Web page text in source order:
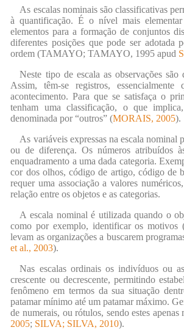
As escalas nominais são classificativas
à quantificação. É o nível mais elementar
elementos para a formação de conjuntos
diferentes posições que pode ser
ordem (TAMAYO; TAMAYO, 1995 apud
Neste tipo de escala as observações
Assim, têm-se registros,
acontecimento. Para que se satisfaça o
tenham uma classificação, o que
denominada por “outros” (MORAIS, 2005).
As variáveis expressas na escala nominal
ou de diferença. Os números atribuídos
enquadramento a uma dada categoria.
cor dos olhos, código de artigo, código de
requer uma associação a valores
relação entre os objetos e as categorias.
A escala nominal é utilizada quando o
como por exemplo, identificar os motivos
levam as organizações a buscarem
et al., 2003).
Nas escalas ordinais os indivíduos ou
crescente ou decrescente, permitindo
fenômeno em termos da sua situação
patamar mínimo até um patamar máximo.
de numerais, ou rótulos, sendo estes
2005; SILVA; SILVA, 2010).